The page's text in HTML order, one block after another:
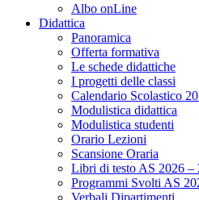
Albo onLine
Didattica
Panoramica
Offerta formativa
Le schede didattiche
I progetti delle classi
Calendario Scolastico
Modulistica didattica
Modulistica studenti
Orario Lezioni
Scansione Oraria
Libri di testo AS 2026 –
Programmi Svolti AS
Verbali Dipartimenti